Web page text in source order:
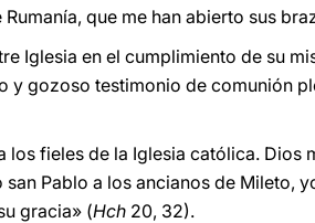
que me han abierto sus
Iglesia en el cumplimiento de su
y gozoso testimonio de comunión
fieles de la Iglesia católica. Dios
Pablo a los ancianos de Mileto,
gracia» (Hch 20, 32).